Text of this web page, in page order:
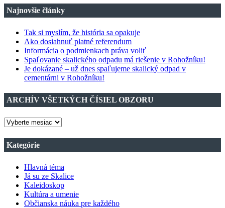
Najnovšie články
Tak si myslím, že história sa opakuje
Ako dosiahnuť platné referendum
Informácia o podmienkach práva voliť
Spaľovanie skalického odpadu má riešenie v Rohožníku!
Je dokázané – už dnes spaľujeme skalický odpad v
cementárni v Rohožníku!
ARCHÍV VŠETKÝCH ČÍSIEL OBZORU
ARCHÍV
ČÍSIEL
OBZORU
Kategórie
Hlavná téma
Já su ze Skalice
Kaleidoskop
Kultúra a umenie
Občianska náuka pre každého